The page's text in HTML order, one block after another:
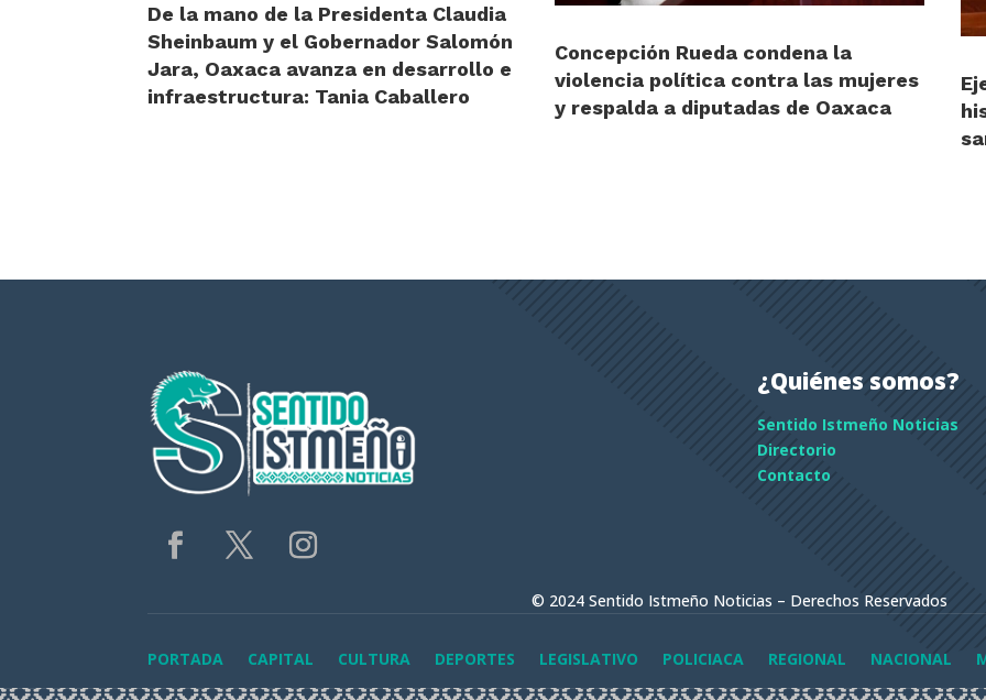
De la mano de la Presidenta Claudia
Sheinbaum y el Gobernador Salomón
Jara, Oaxaca avanza en desarrollo e
infraestructura: Tania Caballero
Concepción Rueda condena la
violencia política contra las mujeres
y respalda a diputadas de Oaxaca
¿Quiénes somos?
Sentido Istmeño Noticias
Directorio
Contacto
© 2024 Sentido Istmeño Noticias – Derechos Reservados
PORTADA CAPITAL CULTURA DEPORTES LEGISLATIVO POLICIACA REGIONAL NACIONAL